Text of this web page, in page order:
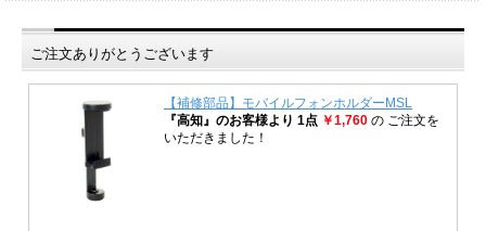
ご注文ありがとうございます